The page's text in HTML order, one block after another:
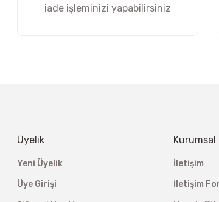
iade işleminizi yapabilirsiniz
Üyelik
Yeni Üyelik
Üye Girişi
Kurumsal
İletişim
İletişim